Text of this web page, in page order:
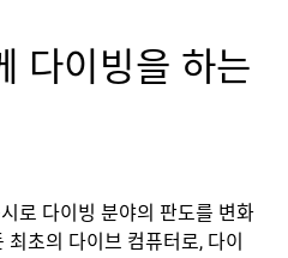
다이빙을 하는
로 다이빙 분야의 판도를 변화
초의 다이브 컴퓨터로, 다이